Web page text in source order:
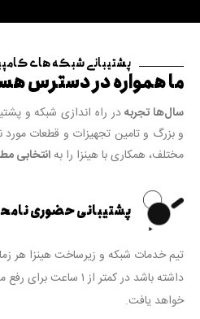
پشتیبانی شبکه های
ما همواره در دسترس
سال‌ها تجربهدر راه اندازی شبکه و
مختلف، همکاری با هینزا را به انتخابی
پشتیبانی حضوری
تیم خدمات شبکه و زیرساخت هینزا هر
داشته باشد در کمتر از
خواهد یافت.